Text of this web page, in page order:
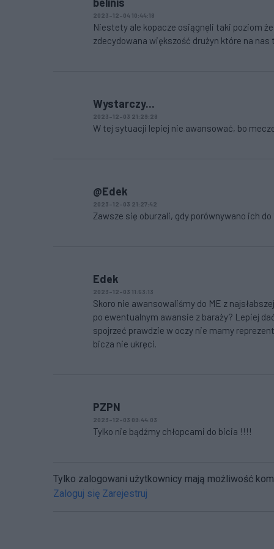
2023-12-04 10:44:18
Niestety ale kopacze osiągnęli taki poziom
zdecydowana większość drużyn które na
Wystarczy...
2023-12-03 21:29:28
W tej sytuacji lepiej nie awansować, bo
@Edek
2023-12-03 21:27:42
Zawsze się oburzali, gdy porównywano ich
Edek
2023-12-03 11:53:13
Skoro nie awansowaliśmy do ME z
po ewentualnym awansie z baraży? Lepiej
spojrzeć prawdzie w oczy nie mamy
bicza nie ukręci.
PZPN
2023-12-03 09:44:03
Tylko nie bądźmy chłopcami do bicia !!!!
Tylko zalogowani użytkownicy mają możliwość
Zaloguj się Zarejestruj